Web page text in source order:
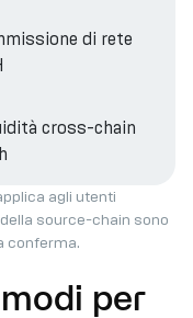
di rete
cross-chain
agli utenti
source-chain sono
conferma.
per